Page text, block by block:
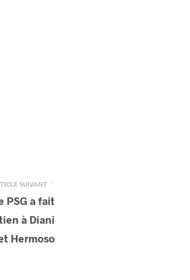
SUIVANT
PSG a fait
à Diani
Hermoso